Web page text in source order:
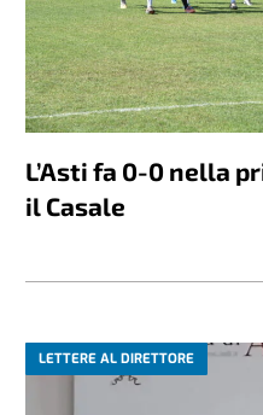
L’Asti fa 0-0 nella
il Casale
LETTERE AL DIRETTORE